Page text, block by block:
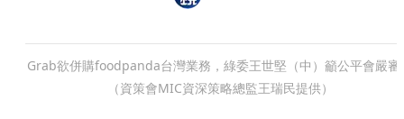
Grab欲併購foodpanda台灣業務，綠委王世堅（中）籲公平會嚴審
（資策會MIC資深策略總監王瑞民提供）